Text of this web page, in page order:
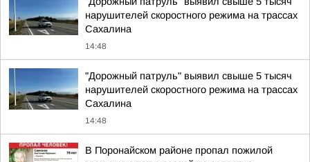
нарушителей скоростного режима на трассах
Сахалина
14:48
"Дорожный патруль" выявил свыше 5 тысяч
нарушителей скоростного режима на трассах
Сахалина
14:48
В Поронайском районе пропал пожилой